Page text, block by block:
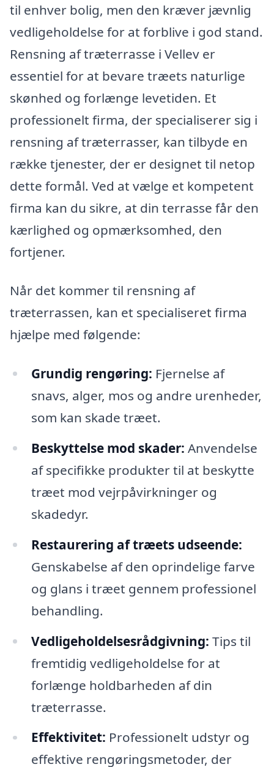
til enhver bolig, men den kræver jævnlig
vedligeholdelse for at forblive i god stand.
Rensning af træterrasse i Vellev er
essentiel for at bevare træets naturlige
skønhed og forlænge levetiden. Et
professionelt firma, der specialiserer sig i
rensning af træterrasser, kan tilbyde en
række tjenester, der er designet til netop
dette formål. Ved at vælge et kompetent
firma kan du sikre, at din terrasse får den
kærlighed og opmærksomhed, den
fortjener.
Når det kommer til rensning af
træterrassen, kan et specialiseret firma
hjælpe med følgende:
Grundig rengøring: Fjernelse af
snavs, alger, mos og andre urenheder,
som kan skade træet.
Beskyttelse mod skader: Anvendelse
af specifikke produkter til at beskytte
træet mod vejrpåvirkninger og
skadedyr.
Restaurering af træets udseende:
Genskabelse af den oprindelige farve
og glans i træet gennem professionel
behandling.
Vedligeholdelsesrådgivning: Tips til
fremtidig vedligeholdelse for at
forlænge holdbarheden af din
træterrasse.
Effektivitet: Professionelt udstyr og
effektive rengøringsmetoder, der